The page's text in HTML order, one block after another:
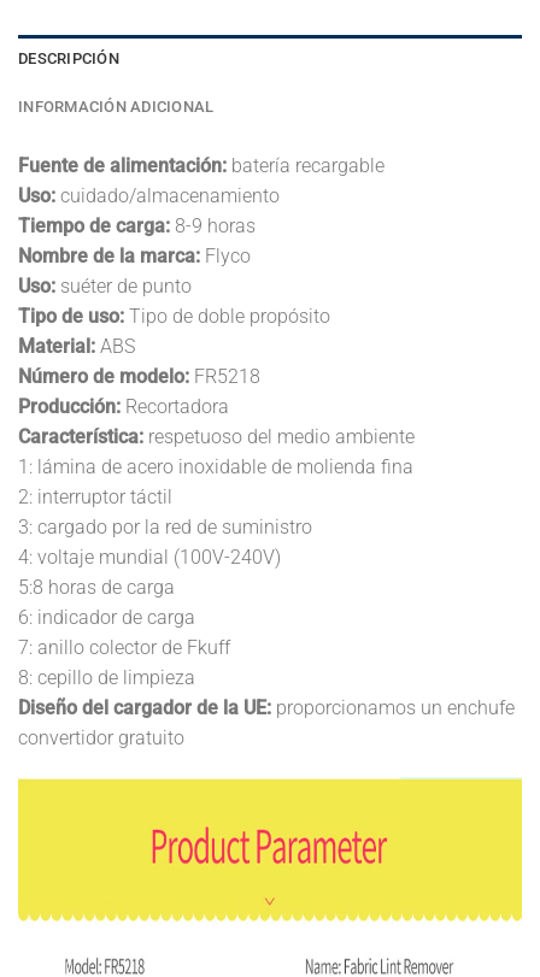
DESCRIPCIÓN
INFORMACIÓN ADICIONAL
Fuente de alimentación: batería recargable
Uso: cuidado/almacenamiento
Tiempo de carga: 8-9 horas
Nombre de la marca: Flyco
Uso: suéter de punto
Tipo de uso: Tipo de doble propósito
Material: ABS
Número de modelo: FR5218
Producción: Recortadora
Característica: respetuoso del medio ambiente
1: lámina de acero inoxidable de molienda fina
2: interruptor táctil
3: cargado por la red de suministro
4: voltaje mundial (100V-240V)
5:8 horas de carga
6: indicador de carga
7: anillo colector de Fkuff
8: cepillo de limpieza
Diseño del cargador de la UE: proporcionamos un enchufe
convertidor gratuito